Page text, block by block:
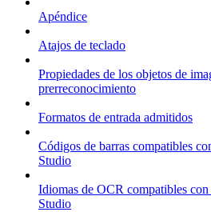
Apéndice
Atajos de teclado
Propiedades de los objetos de
prerreconocimiento
Formatos de entrada admitidos
Códigos de barras compatibles
Studio
Idiomas de OCR compatibles
Studio